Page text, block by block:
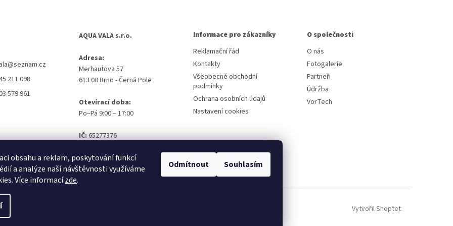
obsahu a reklam, poskytování funkcí
a analýze naší návštěvnosti využíváme
Více informacízde.
Odmítnout Souhlasím
@seznam.cz
211 098
579 961
AQUA VALA s.r.o.
Adresa:
Merhautova 57
613 00 Brno - Černá Pole
Otevírací doba:
Po–Pá 9:00 – 17:00
IČ:65277376
Informace pro zákazníky
Reklamační řád
Kontakty
Všeobecné obchodní
podmínky
Ochrana osobních údajů
Nastavení cookies
O společnosti
O nás
Fotogalerie
Partneři
Údržba
VorTech
Vytvořil Shoptet
nastavení cookies